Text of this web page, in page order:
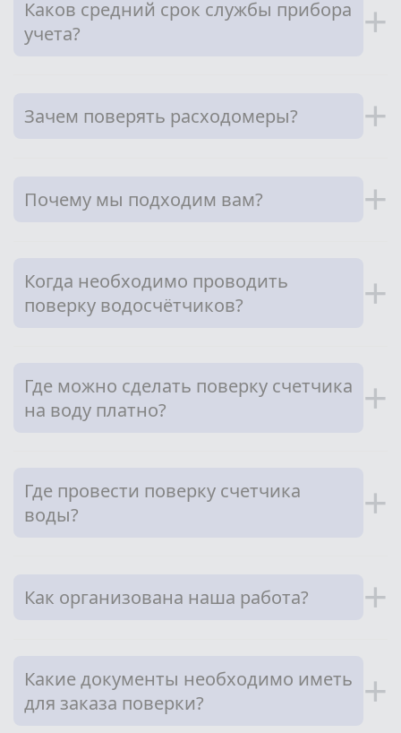
Каков средний срок службы прибора
учета?
+
Зачем поверять расходомеры? +
Почему мы подходим вам? +
Когда необходимо проводить
поверку водосчётчиков?
+
Где можно сделать поверку счетчика
на воду платно?
+
Где провести поверку счетчика
воды?
+
Как организована наша работа? +
Какие документы необходимо иметь
для заказа поверки?
+